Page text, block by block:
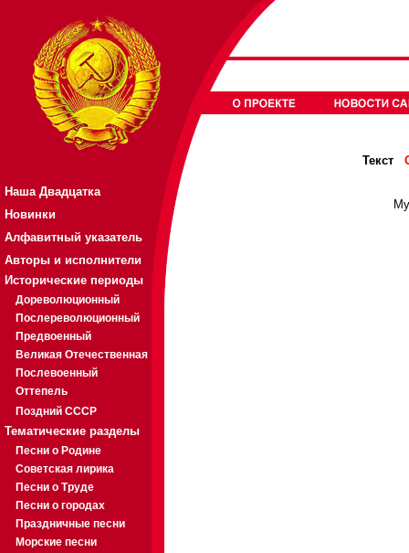
Наша Двадцатка
Новинки
Алфавитный указатель
Авторы и исполнители
Исторические периоды
Дореволюционный
Послереволюционный
Предвоенный
Великая Отечественная
Послевоенный
Оттепель
Поздний СССР
Тематические разделы
Песни о Родине
Советская лирика
Песни о Труде
Песни о городах
Праздничные песни
Морские песни
Текст